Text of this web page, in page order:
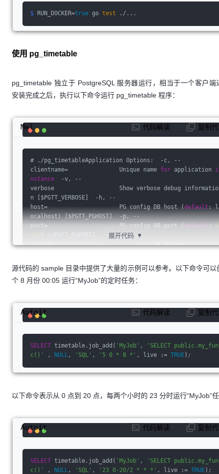
$ RUN_DOCKER=true go test ./...
使用 pg_timetable
pg_timetable 独立于 PostgreSQL 服务器运行，相当于一个客户端
安装完成之后，执行以下命令运行 pg_timetable 程序：
# ./pg_timetableApplication Options:  -c, --
clientname=               Unique name for application i
nstance -v, --
verbose                   Show verbose debug informatio
n [$PGTT_VERBOSE]  -h, --
host=                     PG config DB host (default : l
ocalhost) [$PGTT_PGHOST]  -p, --
port=                     PG config DB port (default: 5
) [$PGTT_PGPORT]  -d, --
dbname=                   PG config DB dbname (default:
cheduler) [$PGTT_PGUSER]  -f, --
file=                     SQL script
t: somestrong) [$PGTT_PGPASSWORD]      --sslmode=
[ disable
connection
--
init                      Initialize database schema an
upgrade                   Upgrade database to the lates
tasks          Disable executing of PROGRAM tasks [$PGT
Mel 代码解读 复制
展开代码 ▼
源代码的 sample 目录中提供了大量的示例可以参考。以下命令可以
个 8 月份 00:05 运行“MyJob”的定时任务：
SELECT timetable.job_add( 'MyJob' ,
'SELECT public.my_fun
c()'
, NULL , 'SQL' , '5 0 * 8 *' , live := TRUE) ;
Autoit 代码解读 复制
以下命令表示从 0 点到 20 点，每两个小时的 23 分时运行“MyJob”
SELECT timetable.job_add( 'MyJob' ,
'SELECT public.my_fun
c()'
, NULL , 'SQL' , '23 0-20/2 * * *' , live := TRUE) ;
Autoit 代码解读 复制